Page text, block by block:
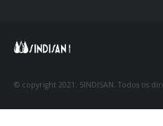
© copyright 2021. SINDISAN. Todos os